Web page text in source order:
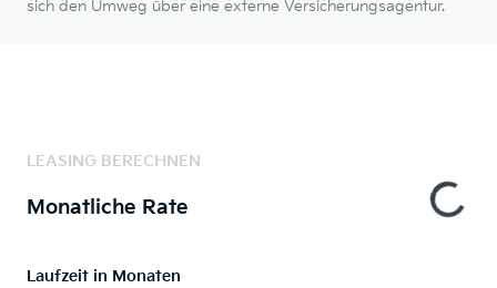
sich den Umweg über eine externe Versicherungsagentur.
LEASING BERECHNEN
Monatliche Rate
Laufzeit in Monaten